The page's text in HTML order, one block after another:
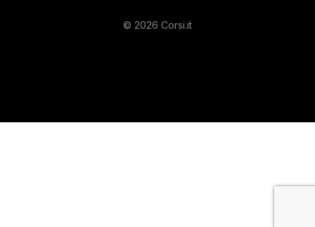
© 2026 Corsi.it